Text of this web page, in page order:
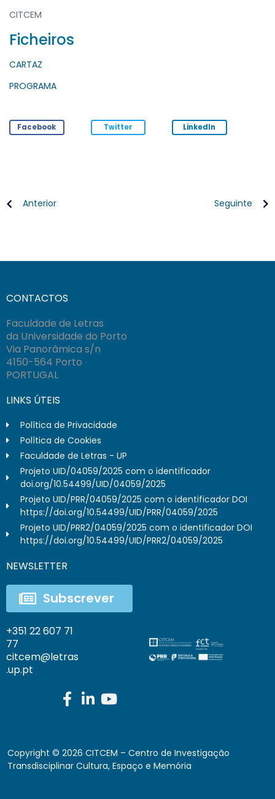
CITCEM
Ficheiros
CARTAZ
PROGRAMA
Facebook Twitter LinkedIn
Anterior Seguinte
CONTACTOS
Faculdade de Letras
da Universidade do Porto
Via Panorâmica s/n
4150-564 Porto
PORTUGAL
LINKS ÚTEIS
Política de Privacidade
Política de Cookies
Faculdade de Letras - UP
Projeto UID/04059/2025 com o identificador
doi.org/10.54499/UID/04059/2025
Projeto UID/PRR/04059/2025 com o identificador DOI
https://doi.org/10.54499/UID/PRR/04059/2025
Projeto UID/PRR2/04059/2025 com o identificador DOI
https://doi.org/10.54499/UID/PRR2/04059/2025
NEWSLETTER
Subscrever
+351 22 607 71
77
citcem@letras
.up.pt
Copyright © 2026 CITCEM – Centro de Investigação
Transdisciplinar Cultura, Espaço e Memória